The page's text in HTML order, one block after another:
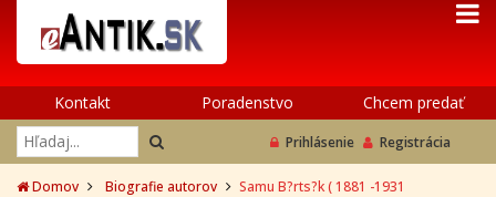
Kontakt Poradenstvo Chcem predať
Prihlásenie Registrácia
Domov Biografie autorov Samu B?rts?k ( 1881 -1931